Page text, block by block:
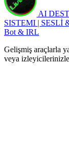
AI
SISTEMI | SESLİ
Bot & IRL
Gelişmiş araçlarla
veya izleyicilerinizle